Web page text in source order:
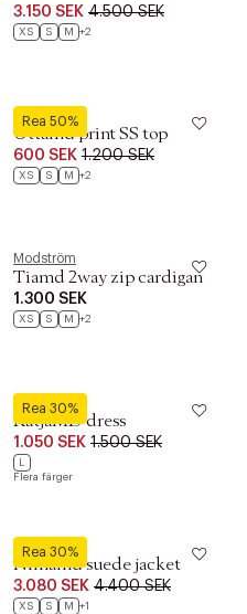
3.150 SEK 4.500 SEK
XS S M +2
Rea 50%
Modström
Uttamd print SS top
600 SEK 1.200 SEK
XS S M +2
Modström
Tiamd 2way zip cardigan
1.300 SEK
XS S M +2
Rea 30%
Modström
KatjaMD dress
1.050 SEK 1.500 SEK
L
Flera färger
Rea 30%
Modström
Nimamd suede jacket
3.080 SEK 4.400 SEK
XS S M +1